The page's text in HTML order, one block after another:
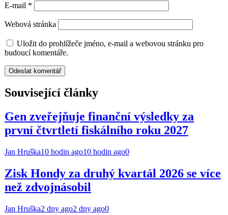
E-mail *
Webová stránka
Uložit do prohlížeče jméno, e-mail a webovou stránku pro
budoucí komentáře.
Související články
Gen zveřejňuje finanční výsledky za
první čtvrtletí fiskálního roku 2027
Jan Hruška10 hodin ago10 hodin ago0
Zisk Hondy za druhý kvartál 2026 se více
než zdvojnásobil
Jan Hruška2 dny ago2 dny ago0